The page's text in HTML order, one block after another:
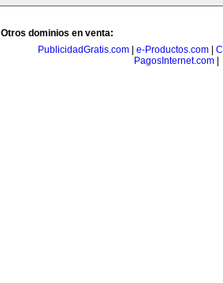
Otros dominios en venta:
PublicidadGratis.com
e-Productos.com
PagosInternet.com